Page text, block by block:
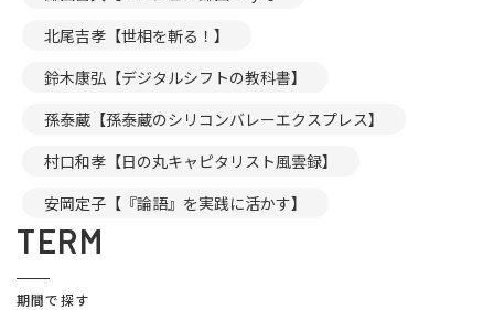
北尾吉孝【世相を斬る！】
鈴木康弘【デジタルシフトの教科書】
孫泰蔵【孫泰蔵のシリコンバレーエクスプレス】
村口和孝【日の丸キャピタリスト風雲録】
安岡定子【『論語』を実践に活かす】
TERM
期間で探す